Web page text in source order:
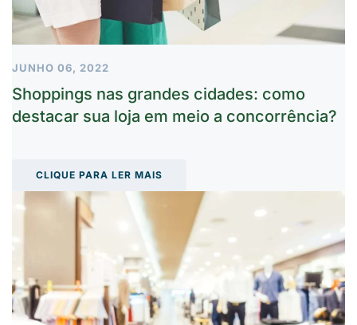
JUNHO 06, 2022
Shoppings nas grandes cidades: como
destacar sua loja em meio a concorrência?
CLIQUE PARA LER MAIS